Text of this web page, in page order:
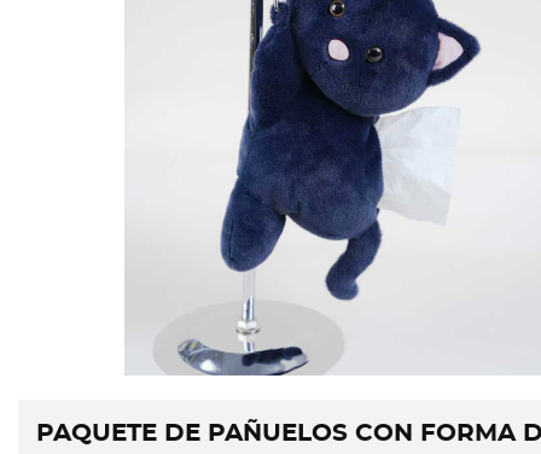
PAQUETE DE PAÑUELOS CON FORMA